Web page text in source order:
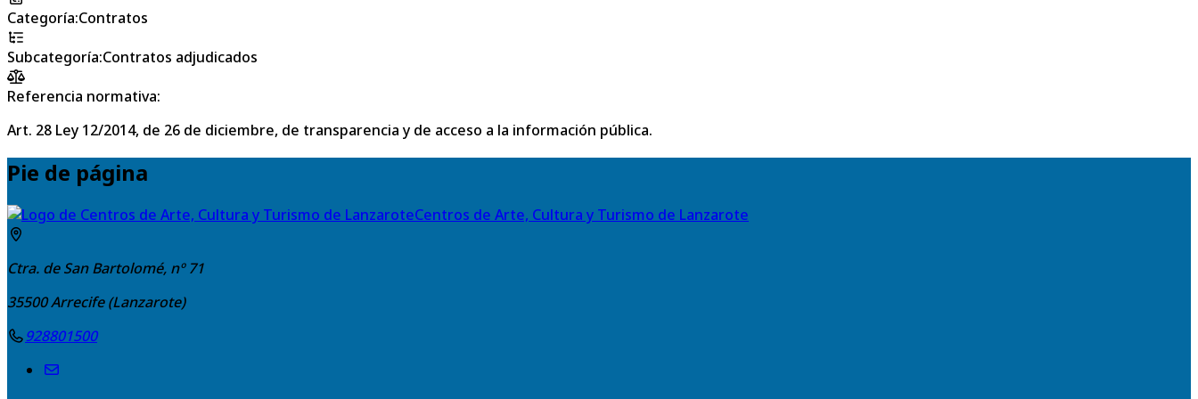
Categoría:Contratos
Subcategoría:Contratos adjudicados
Referencia normativa:
Art. 28 Ley 12/2014, de 26 de diciembre, de transparencia y de acceso a la información pública.
Pie de página
Centros de Arte, Cultura y Turismo de Lanzarote
Ctra. de San Bartolomé, nº 71
35500Arrecife (Lanzarote)
928801500